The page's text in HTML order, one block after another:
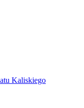
Kaliskiego